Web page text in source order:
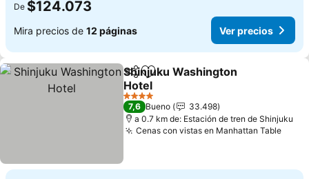
De $124.073
Mira precios de 12 páginas Ver precios
CompartirAgregar a favoritos
Shinjuku Washington
Hotel
Ver precios
4 Estrellas
7,6 Bueno
33.498
a 0.7 km de: Estación de tren de Shinjuku
Cenas con vistas en Manhattan TableVer